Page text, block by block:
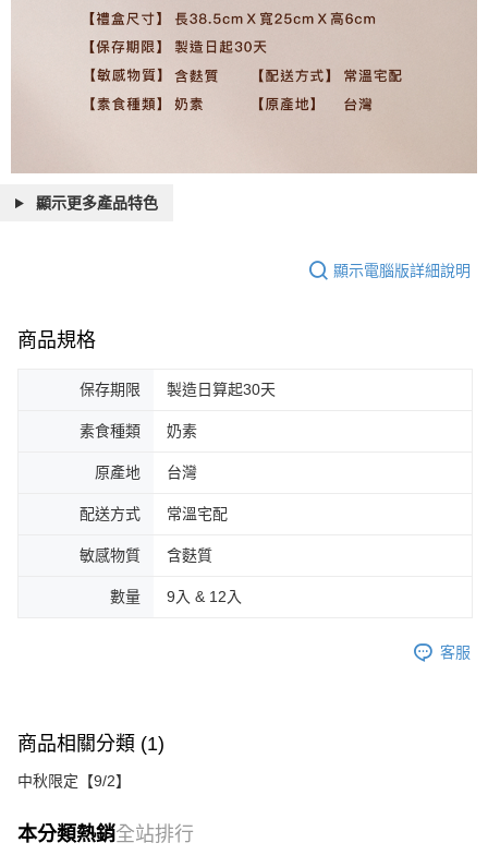
顯示更多產品特色
顯示電腦版詳細說明
商品規格
保存期限 製造日算起30天
素食種類 奶素
原產地 台灣
配送方式 常溫宅配
敏感物質 含麩質
數量 9入 & 12入
客服
商品相關分類 (1)
中秋限定【9/2】
本分類熱銷全站排行